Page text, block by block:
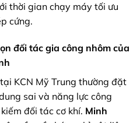
thời gian chạy máy tối ưu
cứng.
đối tác gia công nhôm của
KCN Mỹ Trung thường đặt
sai và năng lực công
đối tác cơ khí. Minh